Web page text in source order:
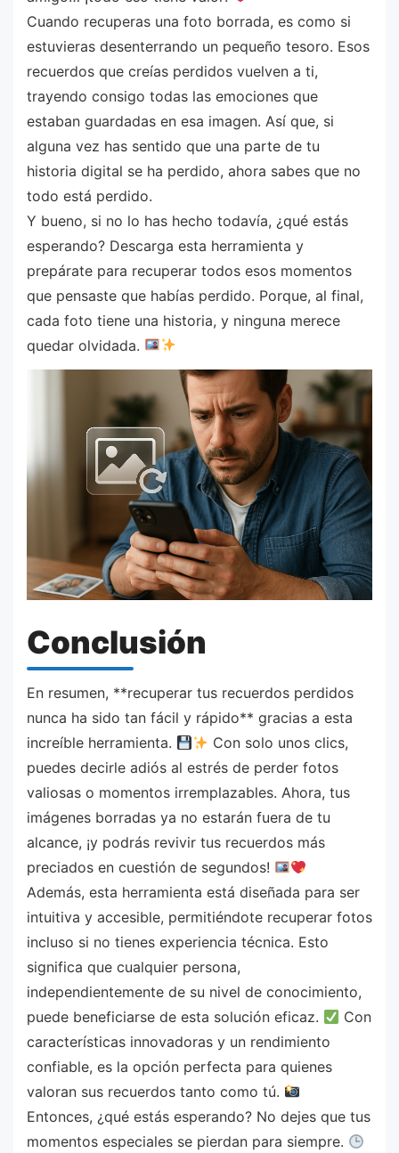
Cuando recuperas una foto borrada, es como si
estuvieras desenterrando un pequeño tesoro. Esos
recuerdos que creías perdidos vuelven a ti,
trayendo consigo todas las emociones que
estaban guardadas en esa imagen. Así que, si
alguna vez has sentido que una parte de tu
historia digital se ha perdido, ahora sabes que no
todo está perdido.
Y bueno, si no lo has hecho todavía, ¿qué estás
esperando? Descarga esta herramienta y
prepárate para recuperar todos esos momentos
que pensaste que habías perdido. Porque, al final,
cada foto tiene una historia, y ninguna merece
quedar olvidada.
Conclusión
En resumen, **recuperar tus recuerdos perdidos
nunca ha sido tan fácil y rápido** gracias a esta
increíble herramienta.
Con solo unos clics,
puedes decirle adiós al estrés de perder fotos
valiosas o momentos irremplazables. Ahora, tus
imágenes borradas ya no estarán fuera de tu
alcance, ¡y podrás revivir tus recuerdos más
preciados en cuestión de segundos!
Además, esta herramienta está diseñada para ser
intuitiva y accesible, permitiéndote recuperar fotos
incluso si no tienes experiencia técnica. Esto
significa que cualquier persona,
independientemente de su nivel de conocimiento,
puede beneficiarse de esta solución eficaz.
Con
características innovadoras y un rendimiento
confiable, es la opción perfecta para quienes
valoran sus recuerdos tanto como tú.
Entonces, ¿qué estás esperando? No dejes que tus
momentos especiales se pierdan para siempre.